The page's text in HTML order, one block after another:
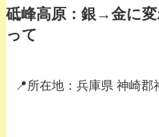
砥峰高原：銀→金に
って
📍所在地：兵庫県 神崎郡